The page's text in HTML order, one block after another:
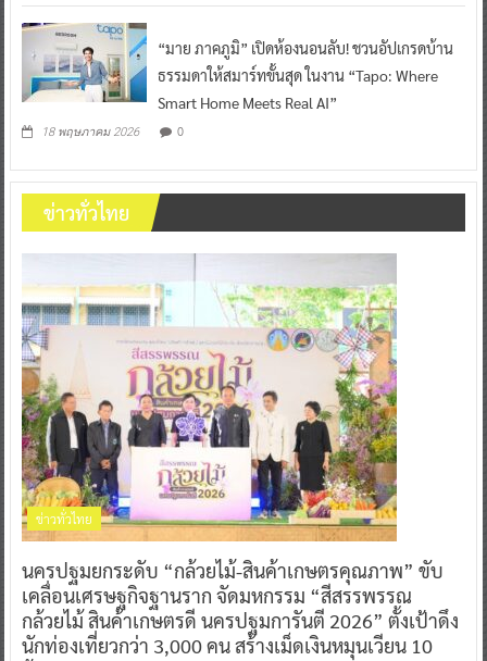
“มาย ภาคภูมิ” เปิดห้องนอนลับ! ชวนอัปเกรดบ้าน
ธรรมดาให้สมาร์ทขั้นสุด ในงาน “Tapo: Where
Smart Home Meets Real AI”
18 พฤษภาคม 2026 0
ข่าวทั่วไทย
ข่าวทั่วไทย
นครปฐมยกระดับ “กล้วยไม้-สินค้าเกษตรคุณภาพ” ขับ
เคลื่อนเศรษฐกิจฐานราก จัดมหกรรม “สีสรรพรรณ
กล้วยไม้ สินค้าเกษตรดี นครปฐมการันตี 2026” ตั้งเป้าดึง
นักท่องเที่ยวกว่า 3,000 คน สร้างเม็ดเงินหมุนเวียน 10